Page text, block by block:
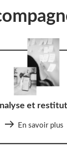
et
En savoir plus